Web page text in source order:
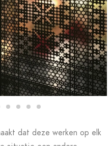
dat deze werken op elk